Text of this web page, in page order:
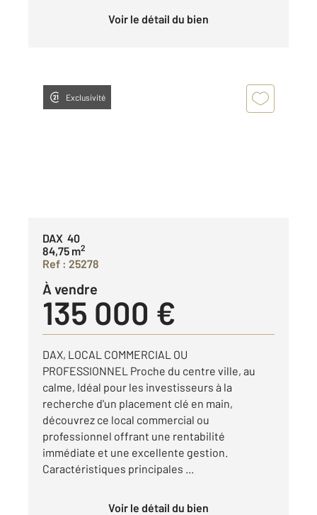
Voir le détail du bien
Exclusivité
DAX 40
84,75 m2
Ref : 25278
à vendre
135 000 €
DAX, LOCAL COMMERCIAL OU
PROFESSIONNEL Proche du centre ville, au
calme, Idéal pour les investisseurs à la
recherche d'un placement clé en main,
découvrez ce local commercial ou
professionnel offrant une rentabilité
immédiate et une excellente gestion.
Caractéristiques principales ...
Voir le détail du bien